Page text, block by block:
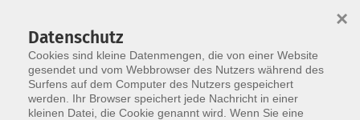
Skip to main content
Der Kurs konnte nicht gefunden werden.
Datenschutz
Cookies sind kleine Datenmengen, die von einer Website
gesendet und vom Webbrowser des Nutzers während des
Surfens auf dem Computer des Nutzers gespeichert
werden. Ihr Browser speichert jede Nachricht in einer
kleinen Datei, die Cookie genannt wird. Wenn Sie eine
×